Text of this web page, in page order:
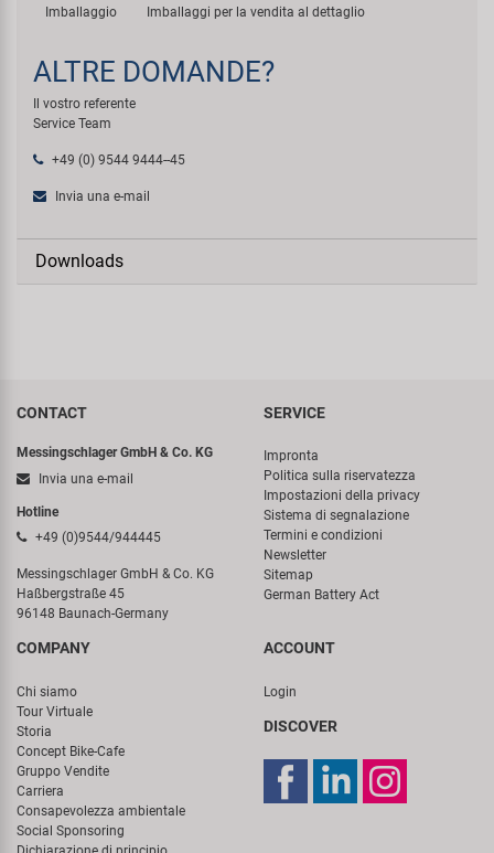
Imballaggio Imballaggi per la vendita al dettaglio
ALTRE DOMANDE?
Il vostro referente
Service Team
+49 (0) 9544 9444--45
Invia una e-mail
Downloads
CONTACT
Messingschlager GmbH & Co. KG
Invia una e-mail
Hotline
+49 (0)9544/944445
Messingschlager GmbH & Co. KG
Haßbergstraße 45
96148 Baunach-Germany
SERVICE
Impronta
Politica sulla riservatezza
Impostazioni della privacy
Sistema di segnalazione
Termini e condizioni
Newsletter
Sitemap
German Battery Act
COMPANY
Chi siamo
Tour Virtuale
Storia
Concept Bike-Cafe
Gruppo Vendite
Carriera
Consapevolezza ambientale
Social Sponsoring
ACCOUNT
Login
DISCOVER